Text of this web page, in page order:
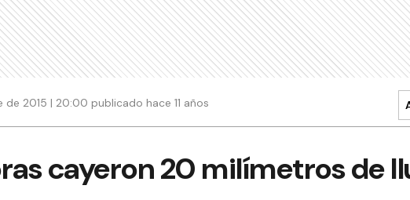
de 2015 | 20:00 publicado hace 11 años
cayeron 20 milímetros de